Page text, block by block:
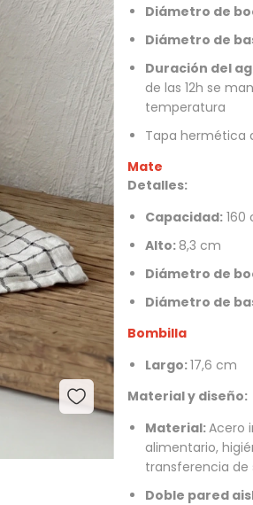
Diámetro de
Diámetro de
Duración del
de las 12h se
temperatura
Tapa hermética
Mate
Detalles:
Capacidad: 160
Alto: 8,3 cm
Diámetro de
Diámetro de
Bombilla
Largo:17,6 cm
Material y diseño:
Material:Acero
alimentario,
transferencia de
Doble pared